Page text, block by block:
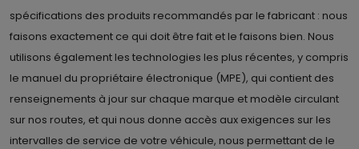
spécifications des produits recommandés par le fabricant : nous
faisons exactement ce qui doit être fait et le faisons bien. Nous
utilisons également les technologies les plus récentes, y compris
le manuel du propriétaire électronique (MPE), qui contient des
renseignements à jour sur chaque marque et modèle circulant
sur nos routes, et qui nous donne accès aux exigences sur les
intervalles de service de votre véhicule, nous permettant de le